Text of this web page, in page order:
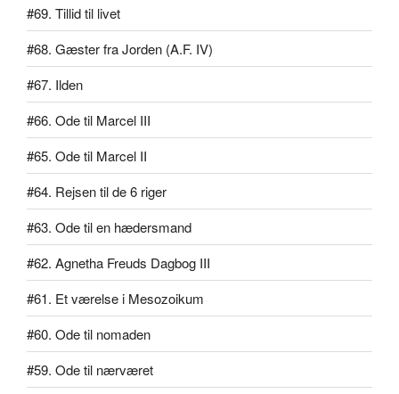
#69. Tillid til livet
#68. Gæster fra Jorden (A.F. IV)
#67. Ilden
#66. Ode til Marcel III
#65. Ode til Marcel II
#64. Rejsen til de 6 riger
#63. Ode til en hædersmand
#62. Agnetha Freuds Dagbog III
#61. Et værelse i Mesozoikum
#60. Ode til nomaden
#59. Ode til nærværet